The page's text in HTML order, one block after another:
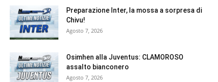
Preparazione Inter, la mossa a sorpresa di
Chivu!
Agosto 7, 2026
Osimhen alla Juventus: CLAMOROSO
assalto bianconero
Agosto 7, 2026